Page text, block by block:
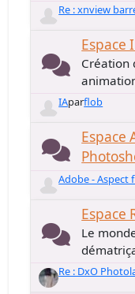
Re : xnview
Espace
Création
IAparflob
Espace
Adobe - Aspect
Espace
Le
Re : DxO